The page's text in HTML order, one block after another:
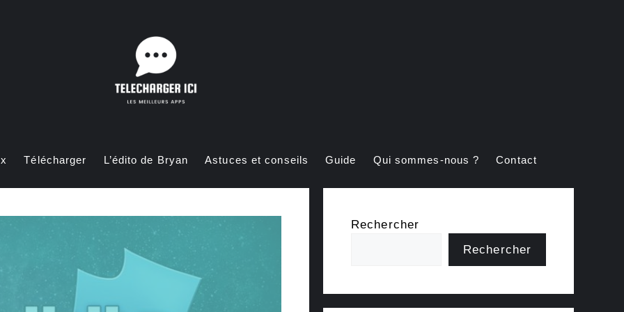
Télécharger L’édito de Bryan Astuces et conseils Guide Qui sommes-nous ? Contact
Rechercher
Rechercher